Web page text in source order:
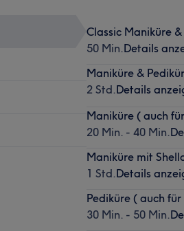
Classic Maniküre
50 Min.Details
Maniküre &
2 Std.Details
Maniküre ( auch
20 Min. - 40 Min.
Maniküre mit
1 Std.Details
Pediküre ( auch
30 Min. - 50 Min.